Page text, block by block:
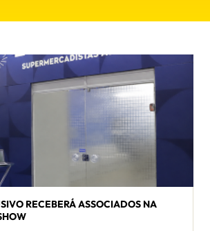
RECEBERÁ ASSOCIADOS NA